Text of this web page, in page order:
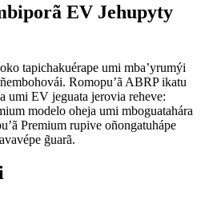
EV Jehupyty
tapichakuérape umi mba’yrumýi
Romopu’ã ABRP ikatu
umi EV jeguata jerovia reheve:
modelo oheja umi mboguatahára
Premium rupive oñongatuhápe
g̃uarã.